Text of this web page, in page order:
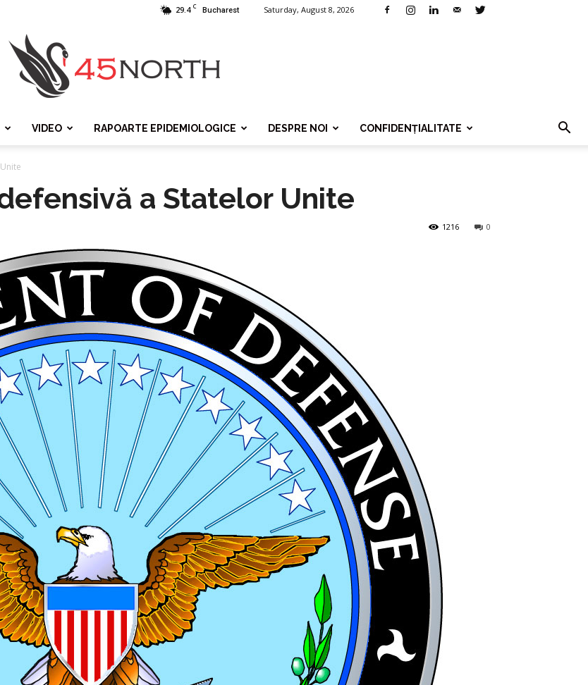
29.4 C Bucharest Saturday, August 8, 2026
VIDEO RAPOARTE EPIDEMIOLOGICE DESPRE NOI CONFIDENȚIALITATE
a Statelor Unite
0
1216